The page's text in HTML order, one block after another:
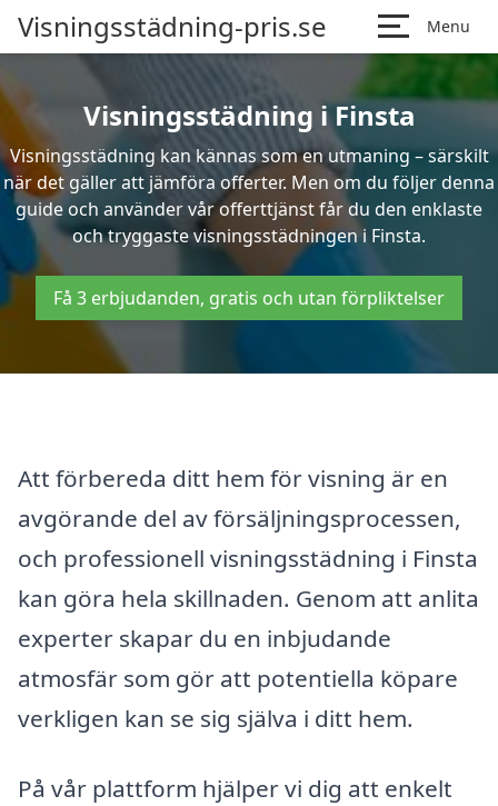
Visningsstädning-pris.se Menu
Visningsstädning i Finsta
Visningsstädning kan kännas som en utmaning – särskilt
när det gäller att jämföra offerter. Men om du följer denna
guide och använder vår offerttjänst får du den enklaste
och tryggaste visningsstädningen i Finsta.
Få 3 erbjudanden, gratis och utan förpliktelser
Att förbereda ditt hem för visning är en
avgörande del av försäljningsprocessen,
och professionell visningsstädning i Finsta
kan göra hela skillnaden. Genom att anlita
experter skapar du en inbjudande
atmosfär som gör att potentiella köpare
verkligen kan se sig själva i ditt hem.
På vår plattform hjälper vi dig att enkelt